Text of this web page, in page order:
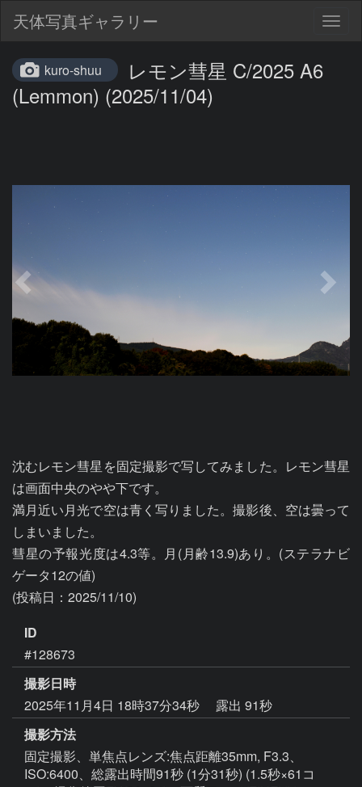
天体写真ギャラリー
kuro-shuu
レモン彗星 C/2025 A6
(Lemmon) (2025/11/04)
沈むレモン彗星を固定撮影で写してみました。レモン彗星
は画面中央のやや下です。
満月近い月光で空は青く写りました。撮影後、空は曇って
しまいました。
彗星の予報光度は4.3等。月(月齢13.9)あり。(ステラナビ
ゲータ12の値)
ID
#128673
撮影日時
2025年11月4日 18時37分34秒
露出 91秒
撮影方法
固定撮影、単焦点レンズ:焦点距離35mm, F3.3、
ISO:6400、総露出時間91秒 (1分31秒) (1.5秒×61コ